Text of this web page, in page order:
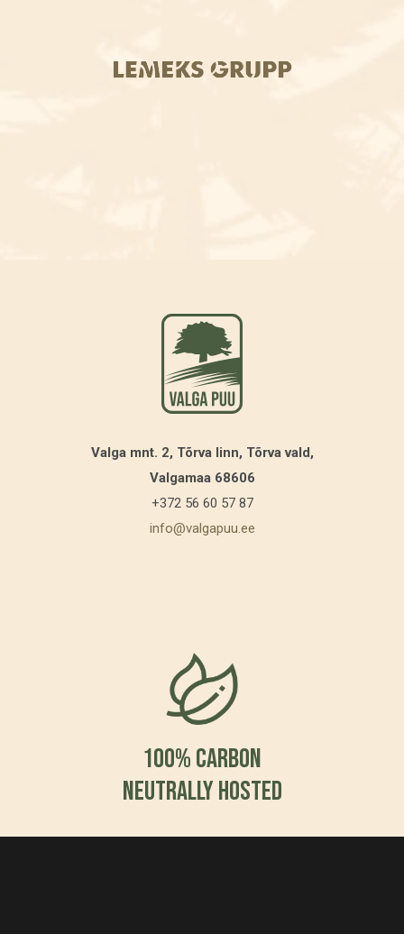
Valga mnt. 2, Tõrva linn, Tõrva vald,
Valgamaa 68606
+372 56 60 57 87
info@valgapuu.ee
100% Carbon
Neutrally hosted